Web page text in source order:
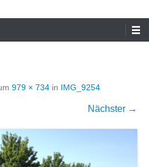
979 × 734 in IMG_9254
Nächster →